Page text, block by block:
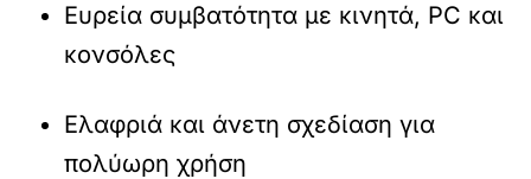
Ευρεία συμβατότητα με κινητά, PC και
κονσόλες
Ελαφριά και άνετη σχεδίαση για
πολύωρη χρήση